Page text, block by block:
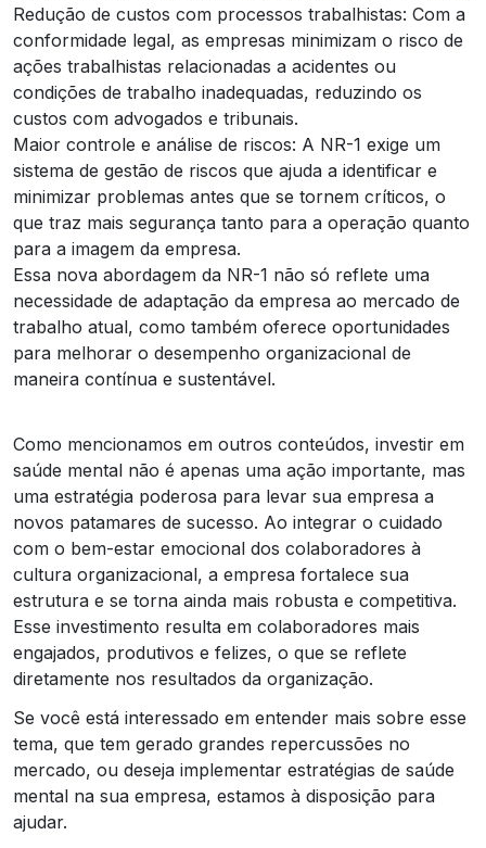
Redução de custos com processos trabalhistas: Com a
conformidade legal, as empresas minimizam o risco de
ações trabalhistas relacionadas a acidentes ou
condições de trabalho inadequadas, reduzindo os
custos com advogados e tribunais.
Maior controle e análise de riscos: A NR-1 exige um
sistema de gestão de riscos que ajuda a identificar e
minimizar problemas antes que se tornem críticos, o
que traz mais segurança tanto para a operação quanto
para a imagem da empresa.
Essa nova abordagem da NR-1 não só reflete uma
necessidade de adaptação da empresa ao mercado de
trabalho atual, como também oferece oportunidades
para melhorar o desempenho organizacional de
maneira contínua e sustentável.
Como mencionamos em outros conteúdos, investir em
saúde mental não é apenas uma ação importante, mas
uma estratégia poderosa para levar sua empresa a
novos patamares de sucesso. Ao integrar o cuidado
com o bem-estar emocional dos colaboradores à
cultura organizacional, a empresa fortalece sua
estrutura e se torna ainda mais robusta e competitiva.
Esse investimento resulta em colaboradores mais
engajados, produtivos e felizes, o que se reflete
diretamente nos resultados da organização.
Se você está interessado em entender mais sobre esse
tema, que tem gerado grandes repercussões no
mercado, ou deseja implementar estratégias de saúde
mental na sua empresa, estamos à disposição para
ajudar.